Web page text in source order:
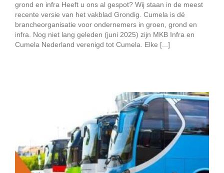
grond en infra Heeft u ons al gespot? Wij staan in de meest
recente versie van het vakblad Grondig. Cumela is dé
brancheorganisatie voor ondernemers in groen, grond en
infra. Nog niet lang geleden (juni 2025) zijn MKB Infra en
Cumela Nederland verenigd tot Cumela. Elke [...]